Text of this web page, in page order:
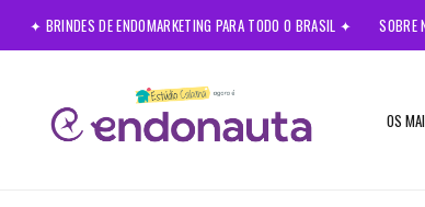
✦ BRINDES DE ENDOMARKETING PARA TODO O BRASIL ✦ SOBRE
OS